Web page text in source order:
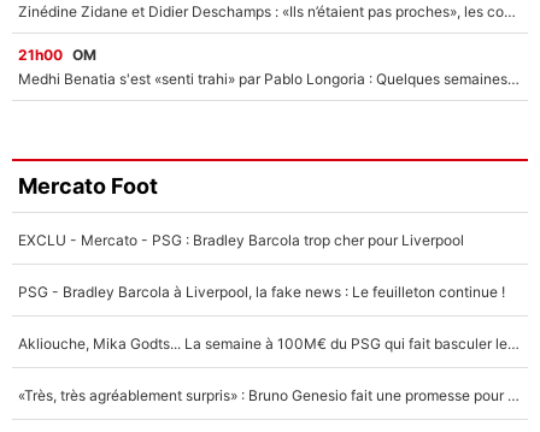
Zinédine Zidane et Didier Deschamps : «Ils n’étaient pas proches», les confidences d’un membre de l’équipe de France 1998 sur leur relation spéciale
21h00 OM
Medhi Benatia s'est «senti trahi» par Pablo Longoria : Quelques semaines après son départ, l'ancien directeur de football de l'OM règle ses comptes
Mercato Foot
EXCLU - Mercato - PSG : Bradley Barcola trop cher pour Liverpool
PSG - Bradley Barcola à Liverpool, la fake news : Le feuilleton continue !
Akliouche, Mika Godts... La semaine à 100M€ du PSG qui fait basculer le mercato du PSG !
«Très, très agréablement surpris» : Bruno Genesio fait une promesse pour la suite du mercato de l’OM et rassure les supporters